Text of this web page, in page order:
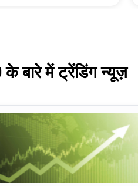
के बारे में ट्रेंडिंग न्यूज़